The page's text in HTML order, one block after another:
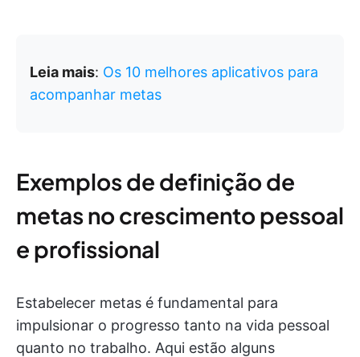
Leia mais: Os 10 melhores aplicativos para
acompanhar metas
Exemplos de definição de
metas no crescimento pessoal
e profissional
Estabelecer metas é fundamental para
impulsionar o progresso tanto na vida pessoal
quanto no trabalho. Aqui estão alguns